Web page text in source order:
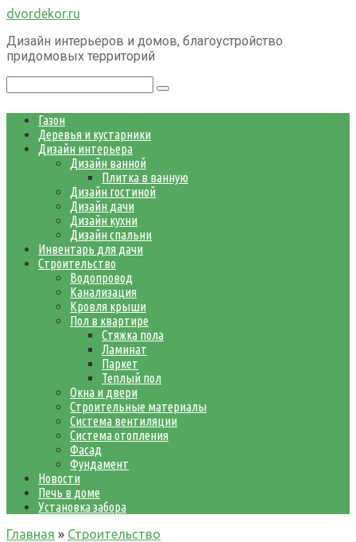
Перейти
контенту
dvordekor.ru
Дизайн интерьеров и домов, благоустройство
придомовых территорий
Газон
Деревья и кустарники
Дизайн интерьера
Дизайн ванной
Плитка в ванную
Дизайн гостиной
Дизайн дачи
Дизайн кухни
Дизайн спальни
Инвентарь для дачи
Строительство
Водопровод
Канализация
Кровля крыши
Пол в квартире
Стяжка пола
Ламинат
Паркет
Теплый пол
Окна и двери
Строительные материалы
Система вентиляции
Система отопления
Фасад
Фундамент
Новости
Печь в доме
Установка забора
Главная » Строительство